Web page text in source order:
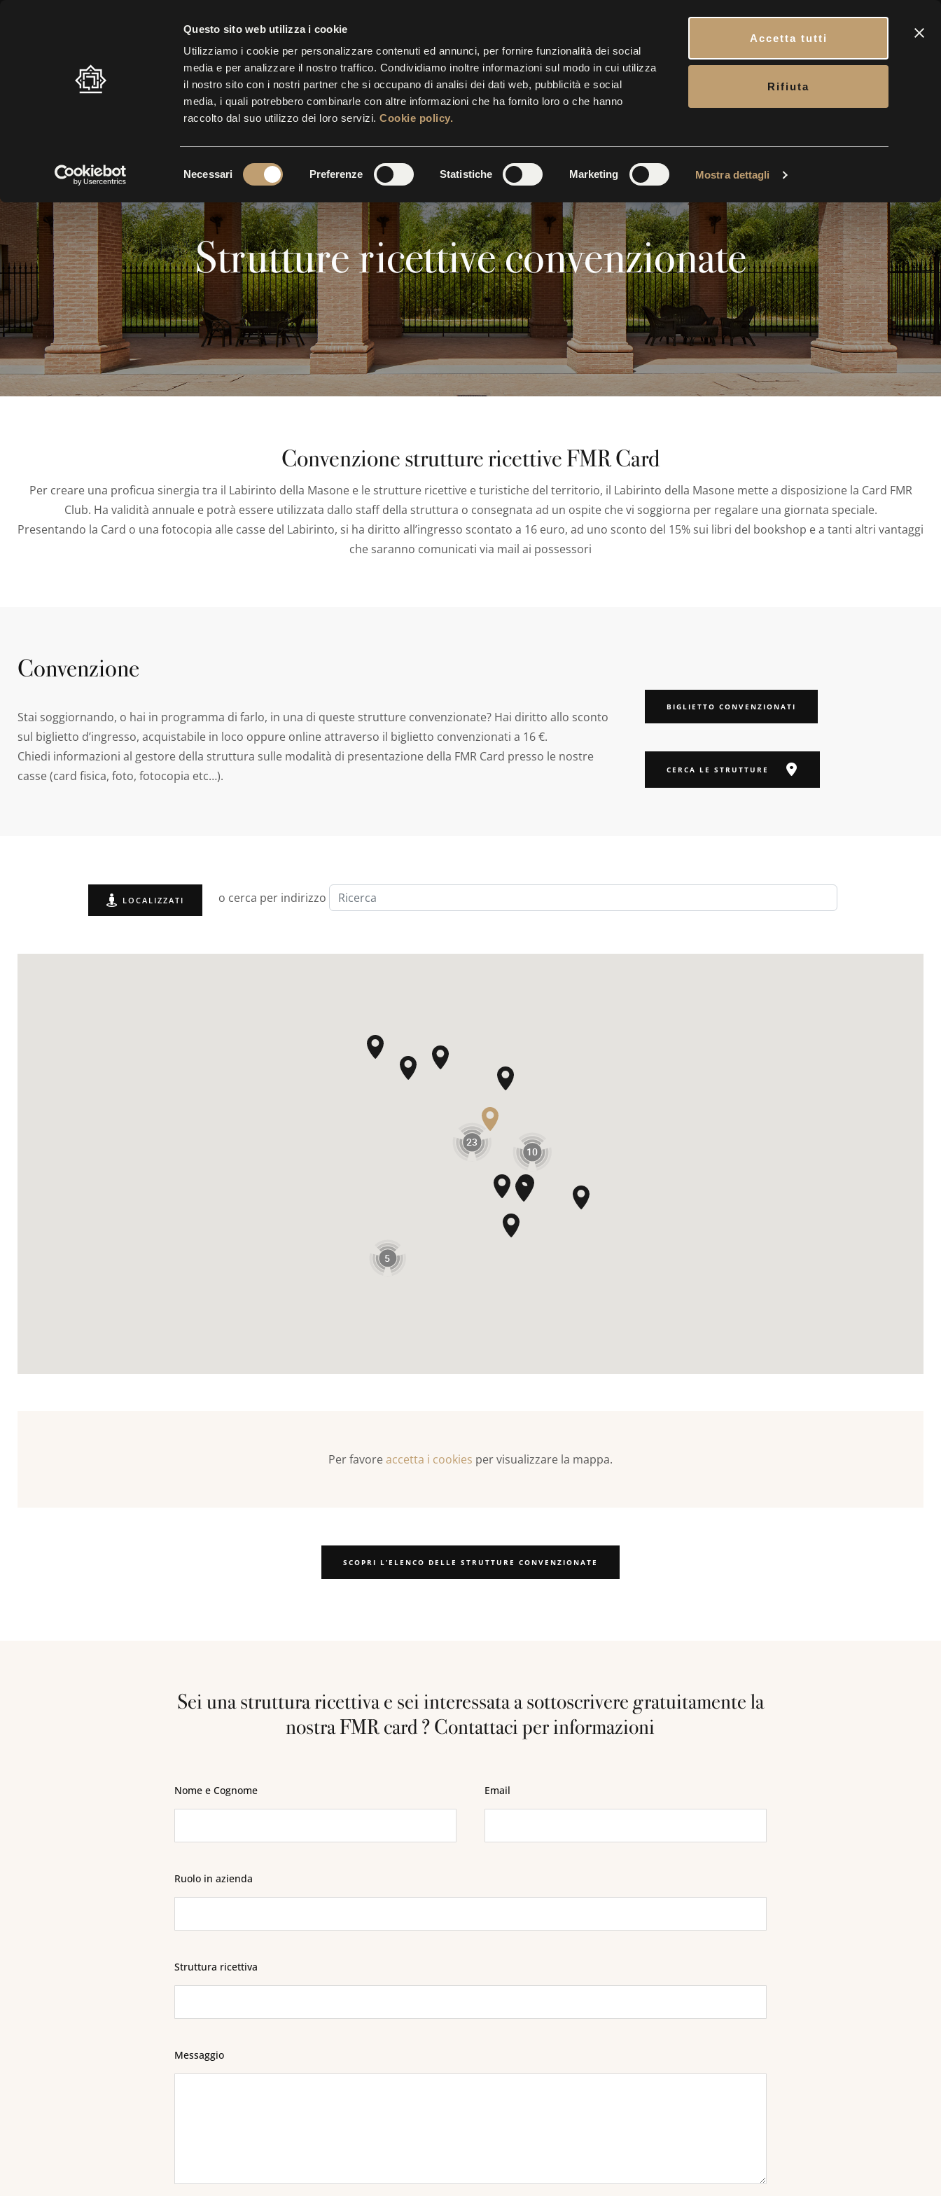
Questo sito web utilizza i cookie
Utilizziamo i cookie per personalizzare contenuti ed annunci, per fornire funzionalità dei social
media e per analizzare il nostro traffico. Condividiamo inoltre informazioni sul modo in cui utilizza
il nostro sito con i nostri partner che si occupano di analisi dei dati web, pubblicità e social
media, i quali potrebbero combinarle con altre informazioni che ha fornito loro o che hanno
raccolto dal suo utilizzo dei loro servizi.Cookie policy.
e
e
z
i
o
n
e
d
e
c
o
n
Necessari Preferenze Statistiche Marketing Mostra dettagli
Accetta tutti
Rifiuta
ULTIMO INGRESSO: 17.30 | BIGLIETTERIA APERTA FINO ALLE 17.30
LABIRINTO VISITA MOSTRE EVENTI INIZIATIVE SUITES GALLERY BIGLIETTERIA
Strutture ricettive convenzionate
Convenzione strutture ricettive FMR Card
Per creare una proficua sinergia tra il Labirinto della Masone e le strutture ricettive e turistiche del territorio, il Labirinto della Masone mette a disposizione la Card FMR
Club. Ha validità annuale e potrà essere utilizzata dallo staff della struttura o consegnata ad un ospite che vi soggiorna per regalare una giornata speciale.
Presentando la Card o una fotocopia alle casse del Labirinto, si ha diritto all’ingresso scontato a 16 euro, ad uno sconto del 15% sui libri del bookshop e a tanti altri vantaggi
che saranno comunicati via mail ai possessori
Convenzione
Stai soggiornando, o hai in programma di farlo, in una di queste strutture convenzionate? Hai diritto allo sconto
sul biglietto d’ingresso, acquistabile in loco oppure online attraverso il biglietto convenzionati a 16 €.
Chiedi informazioni al gestore della struttura sulle modalità di presentazione della FMR Card presso le nostre
casse (card fisica, foto, fotocopia etc…).
BIGLIETTO CONVENZIONATI
CERCA LE STRUTTURE
LOCALIZZATI o cerca per indirizzo
23
10
5
Per favoreaccetta i cookies per visualizzare la mappa.
SCOPRI L’ELENCO DELLE STRUTTURE CONVENZIONATE
Sei una struttura ricettiva e sei interessata a sottoscrivere gratuitamente la
nostra FMR card ? Contattaci per informazioni
Nome e Cognome Email
Ruolo in azienda
Struttura ricettiva
Messaggio